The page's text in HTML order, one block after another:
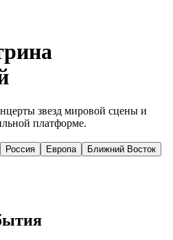
звезд мировой сцены и
платформе.
Россия Европа
Ближний Восток